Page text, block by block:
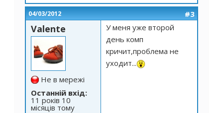
04/03/2012 #3
Valente
Не в мережі
Останній вхід:
11 років 10
місяців тому
У меня уже второй
день комп
кричит,проблема не
уходит...